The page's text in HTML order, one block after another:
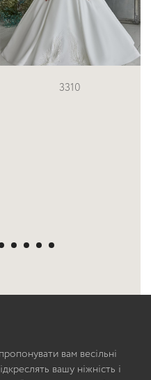
вам весільні
вашу ніжність і